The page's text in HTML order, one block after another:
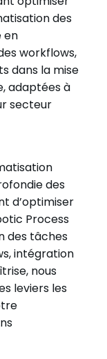
des
en
workflows,
dans la mise
adaptées à
secteur
des
d’optimiser
Process
des tâches
intégration
nous
leviers les